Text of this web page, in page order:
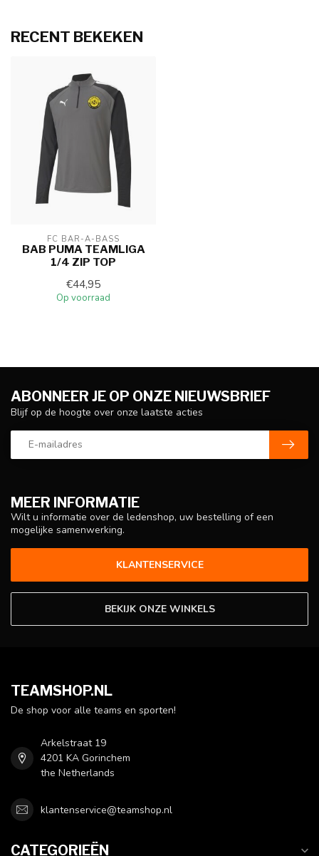
RECENT BEKEKEN
FC BAR-A-BASS
BAB PUMA TEAMLIGA
1/4 ZIP TOP
€44,95
Op voorraad
MEER INFORMATIE
Wilt u informatie over de ledenshop, uw bestelling of een
mogelijke samenwerking.
KLANTENSERVICE
BEKIJK ONZE WINKELS
ABONNEER JE OP ONZE NIEUWSBRIEF
Blijf op de hoogte over onze laatste acties
TEAMSHOP.NL
De shop voor alle teams en sporten!
Arkelstraat 19
4201 KA Gorinchem
the Netherlands
klantenservice@teamshop.nl
CATEGORIEËN